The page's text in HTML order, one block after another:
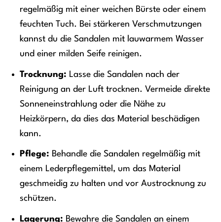
regelmäßig mit einer weichen Bürste oder einem
feuchten Tuch. Bei stärkeren Verschmutzungen
kannst du die Sandalen mit lauwarmem Wasser
und einer milden Seife reinigen.
Trocknung: Lasse die Sandalen nach der
Reinigung an der Luft trocknen. Vermeide direkte
Sonneneinstrahlung oder die Nähe zu
Heizkörpern, da dies das Material beschädigen
kann.
Pflege: Behandle die Sandalen regelmäßig mit
einem Lederpflegemittel, um das Material
geschmeidig zu halten und vor Austrocknung zu
schützen.
Lagerung: Bewahre die Sandalen an einem